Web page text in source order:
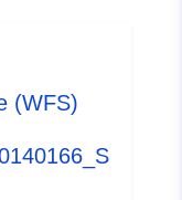
in der
genehmigte
(WFS)